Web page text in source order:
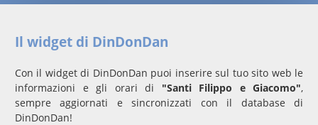
Il widget di DinDonDan
Con il widget di DinDonDan puoi inserire sul tuo sito web le
informazioni e gli orari di "Santi Filippo e Giacomo",
sempre aggiornati e sincronizzati con il database di
DinDonDan!